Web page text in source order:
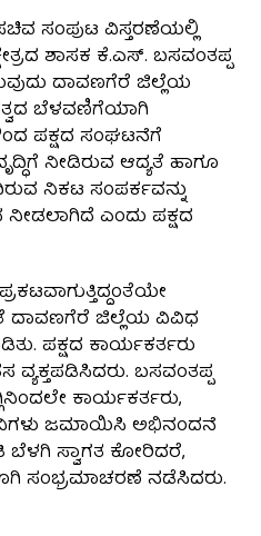
ಸಂಪುಟ ವಿಸ್ತರಣೆಯಲ್ಲಿ
ಶಾಸಕ ಕೆ.ಎಸ್. ಬಸವಂತಪ್ಪ
ದಾವಣಗೆರೆ ಜಿಲ್ಲೆಯ
ಬೆಳವಣಿಗೆಯಾಗಿ
ಪಕ್ಷದ ಸಂಘಟನೆಗೆ
ನೀಡಿರುವ ಆದ್ಯತೆ ಹಾಗೂ
ನಿಕಟ ಸಂಪರ್ಕವನ್ನು
ಎಂದು ಪಕ್ಷದ
ದಾವಣಗೆರೆ ಜಿಲ್ಲೆಯ ವಿವಿಧ
ಪಕ್ಷದ ಕಾರ್ಯಕರ್ತರು
ಬಸವಂತಪ್ಪ
ಕಾರ್ಯಕರ್ತರು,
ಜಮಾಯಿಸಿ ಅಭಿನಂದನೆ
ಸ್ವಾಗತ ಕೋರಿದರೆ,
ಸಂಭ್ರಮಾಚರಣೆ ನಡೆಸಿದರು.